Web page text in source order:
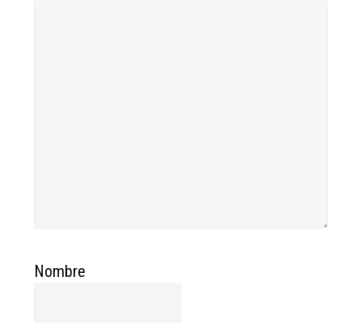
Nombre